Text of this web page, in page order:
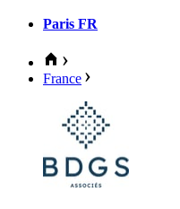
Paris FR
France